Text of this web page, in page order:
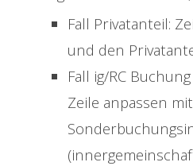
Fall Privatanteil:
und den
Fall ig/RC
Zeile anpassen